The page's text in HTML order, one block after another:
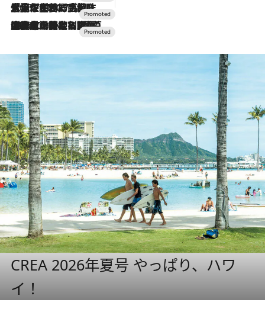
2026.7.17
「土佐和ハーブかき氷」がOMO7高知に登場！生姜、山椒、大葉など目にも舌にも涼を呼ぶ郷土の味
2026.7.10
NEW OPEN！【界 草津】名湯の地に誕生。趣の異なる2種の温泉と上州ならではの会席・蕎麦割烹など美食を味わう究極の癒やし旅
CREA 2026年夏号 やっぱり、ハワ
イ！